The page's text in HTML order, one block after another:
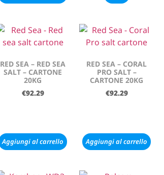
RED SEA – RED SEA
SALT – CARTONE
20KG
€92.29
Aggiungi al carrello
RED SEA – CORAL
PRO SALT –
CARTONE 20KG
€92.29
Aggiungi al carrello